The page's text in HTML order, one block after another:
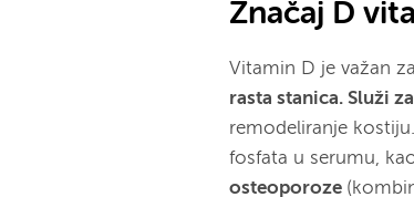
Značaj D
Vitamin D je važan za
rasta stanica. Služi
remodeliranje
fosfata u serumu,
osteoporoze